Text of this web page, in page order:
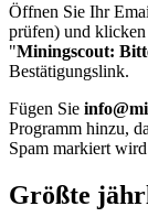
Öffnen Sie Ihr
prüfen) und
"Miningscout:
Bestätigungslink.
Fügen Sie
Programm hinzu,
Spam markiert
Größte